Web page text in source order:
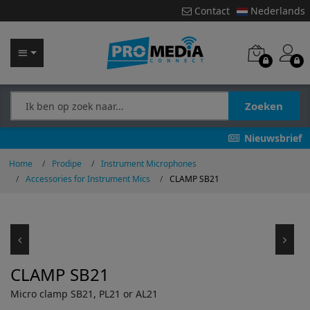
Contact Nederlands
Zoeken
Nieuwsbrief
Home Prodipe
Instrument Microphones
Accessories for Instrument Mics
CLAMP SB21
CLAMP SB21
Micro clamp SB21, PL21 or AL21